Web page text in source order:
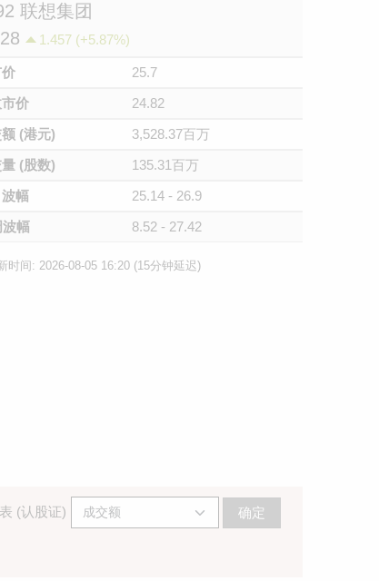
联想集团
1.457 (+5.87%)
25.7
价
24.82
(港元)
3,528.37百万
(股数)
135.31百万
幅
25.14 - 26.9
波幅
8.52 - 27.42
时间: 2026-08-05 16:20 (15分钟延迟)
(认股证) 确定